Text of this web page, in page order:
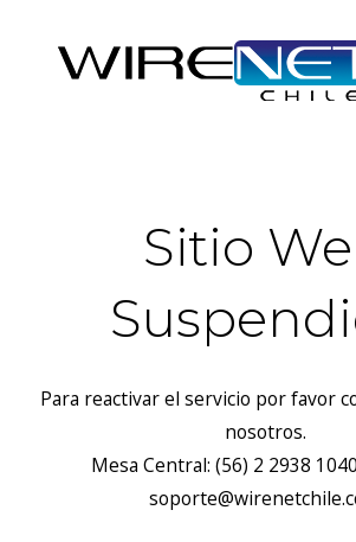
Sitio
Para reactivar el servicio por favor
nosotros.
Mesa Central: (56) 2 2938